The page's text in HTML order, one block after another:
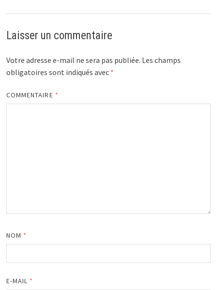
Laisser un commentaire
Votre adresse e-mail ne sera pas publiée. Les champs
obligatoires sont indiqués avec *
COMMENTAIRE *
NOM *
E-MAIL *